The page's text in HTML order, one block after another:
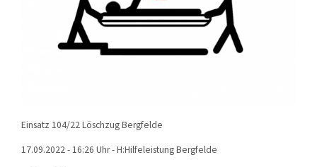
Einsatz 104/22 Löschzug Bergfelde
17.09.2022 - 16:26 Uhr - H:Hilfeleistung Bergfelde